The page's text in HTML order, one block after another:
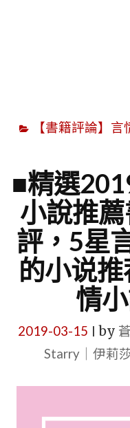
【書籍評論】
■精選
小說推
評，5星
的小说
情
2019-03-15 by
Starry｜伊莉